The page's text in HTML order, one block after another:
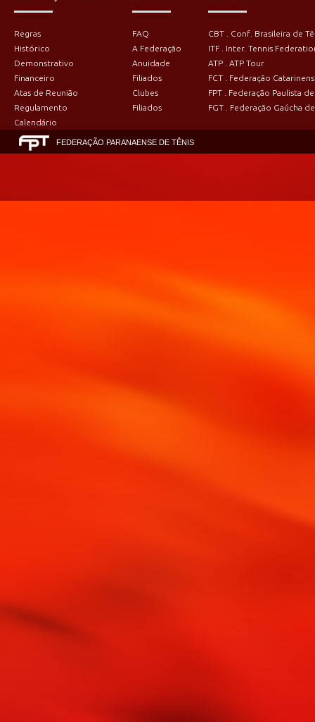
Regras
Histórico
Demonstrativo
Financeiro
Atas de Reunião
Regulamento
Calendário
FAQ
A Federação
Anuidade
Filiados
Clubes
Filiados
CBT . Conf. Brasileira de
ITF . Inter. Tennis
ATP . ATP Tour
FCT . Federação
FPT . Federação Paulista
FGT . Federação Gaúcha
FEDERAÇÃO PARANAENSE DE TÊNIS